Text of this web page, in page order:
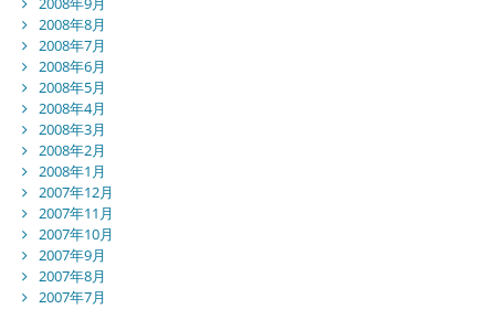
2008年8月
2008年7月
2008年6月
2008年5月
2008年4月
2008年3月
2008年2月
2008年1月
2007年12月
2007年11月
2007年10月
2007年9月
2007年8月
2007年7月